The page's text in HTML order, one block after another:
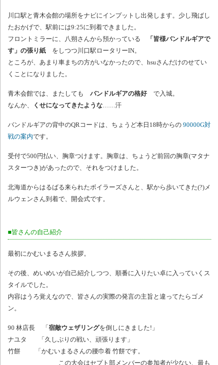
川口駅と青木会館の場所をナビにインプットし出発します。少し飛ばし
たおかげで、駅前には9:25に到着できました。
フロントミラーに、八朔さんから預かっている
「皆様バンドルギアで
す」の張り紙 をしつつ川口駅ロータリーIN。
ところが、あまり車まちの方がいなかったので、hsuさんだけのせてい
くことになりました。
青木会館では、またしても バンドルギアの格好 で入城。
なんか、
くせになってきたような ……汗
バンドルギアの背中のQRコードは、ちょうど本日18時からの 90000G対
戦の案内です。
受付で500円払い、胸章つけます。胸章は、ちょうど前回の胸章(マタナ
スターつき)があったので、それをつけました。
北海道からはるばる来られたボイラーズさんと、駅から歩いてきた(?)メ
ルウェンさん到着で、開会式です。
■皆さんの自己紹介
最初にかむいまるさん挨拶。
その後、めいめいが自己紹介しつつ、順番に入りたい卓に入っていくス
タイルでした。
内容はうろ覚えなので、皆さんの実際の発言の主旨と違ってたらゴメ
ン。
90 林店長 「宿敵ウェザリングを倒しにきました!」
ナユタ 「久しぶりの戦い、頑張ります」
竹餅 「かむいまるさんの腰巾着 竹餅です。
この大会はセプト部メンバーの参加者が少ない、最も